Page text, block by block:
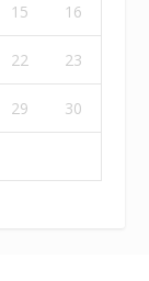
15 16
22 23
29 30